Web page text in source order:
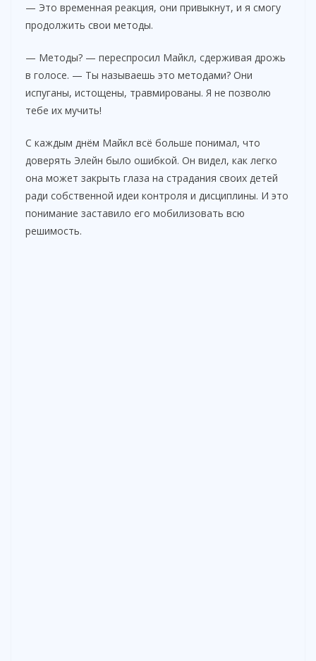
— Это временная реакция, они привыкнут, и я смогу
продолжить свои методы.
— Методы? — переспросил Майкл, сдерживая дрожь
в голосе. — Ты называешь это методами? Они
испуганы, истощены, травмированы. Я не позволю
тебе их мучить!
С каждым днём Майкл всё больше понимал, что
доверять Элейн было ошибкой. Он видел, как легко
она может закрыть глаза на страдания своих детей
ради собственной идеи контроля и дисциплины. И это
понимание заставило его мобилизовать всю
решимость.